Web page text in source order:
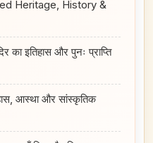
Heritage, History &
का इतिहास और पुनः प्राप्ति
आस्था और सांस्कृतिक